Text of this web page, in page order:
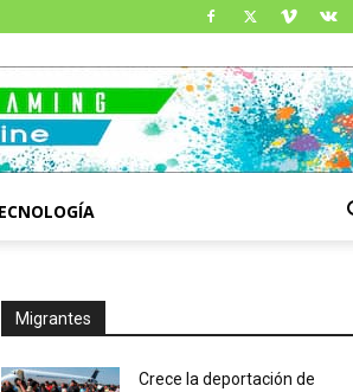
Migrantes
Crece la deportación de